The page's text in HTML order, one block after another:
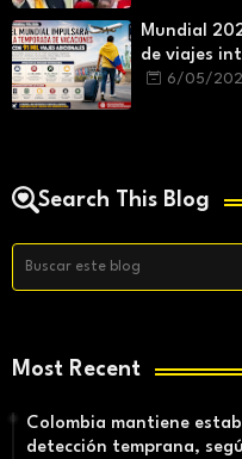
Mundial
de viajes
temporada
6/05/
Search This Blog
Most Recent
Colombia mantiene
detección temprana,